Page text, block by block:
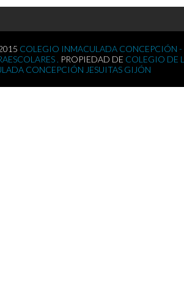
COLEGIO INMACULADA CONCEPCIÓN -
. PROPIEDAD DE COLEGIO DE
CONCEPCIÓN JESUITAS GIJÓN